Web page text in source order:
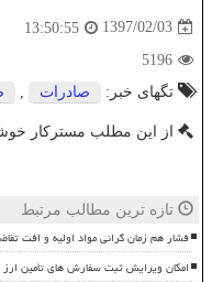
1397/02/03
13:50:55
5196
تگهای خبر:
صادرات
از این مطلب مسترکار
تازه ترین مطالب مرتبط
فشار هم زمان گرانی مواد اولیه و افت
امکان ویرایش ثبت سفارش های تأمین ارز شده تا